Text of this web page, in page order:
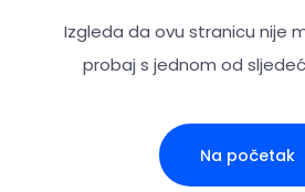
Izgleda da ovu stranicu nije
probaj s jednom od
Na početak